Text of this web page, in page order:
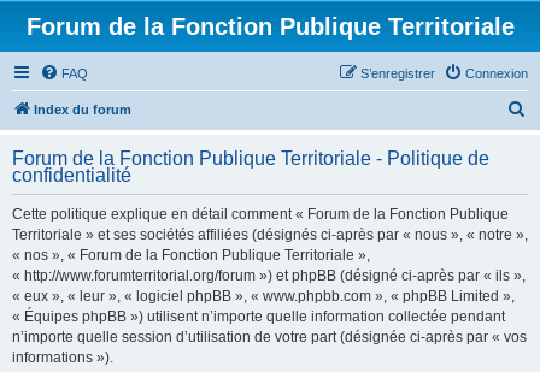
Forum de la Fonction Publique Territoriale
FAQ Connexion
S’enregistrer
Index du forum
h
Forum de la Fonction Publique Territoriale - Politique de
confidentialité
Cette politique explique en détail comment « Forum de la Fonction Publique
Territoriale » et ses sociétés affiliées (désignés ci-après par « nous », « notre »,
« nos », « Forum de la Fonction Publique Territoriale »,
« http://www.forumterritorial.org/forum ») et phpBB (désigné ci-après par « ils »,
« eux », « leur », « logiciel phpBB », « www.phpbb.com », « phpBB Limited »,
« Équipes phpBB ») utilisent n’importe quelle information collectée pendant
n’importe quelle session d’utilisation de votre part (désignée ci-après par « vos
informations »).